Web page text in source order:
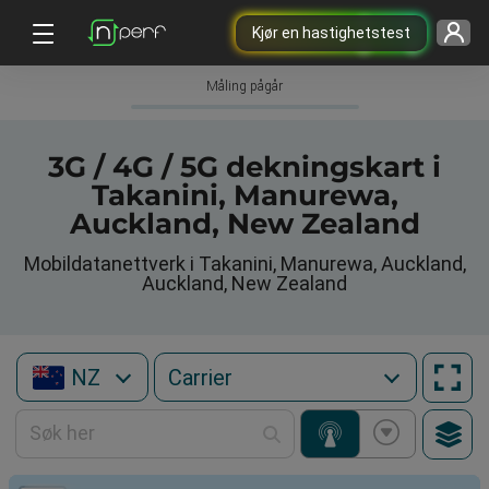
Kjør en hastighetstest
Måling pågår
3G / 4G / 5G dekningskart i
Takanini, Manurewa,
Auckland, New Zealand
Mobildatanettverk i Takanini, Manurewa, Auckland,
Auckland, New Zealand
NZ